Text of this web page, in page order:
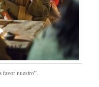
favor nuestro”.